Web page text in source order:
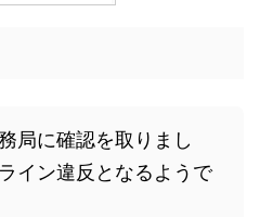
局に確認を取りまし
イン違反となるようで